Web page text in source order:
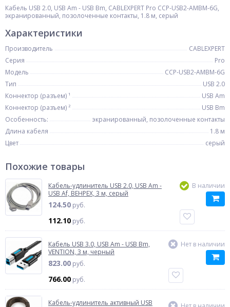
Кабель USB 2.0, USB Am - USB Bm, CABLEXPERT Pro CCP-USB2-AMBM-6G,
экранированный, позолоченные контакты, 1.8 м, серый
Характеристики
Производитель
CABLEXPERT
Серия
Pro
Модель
CCP-USB2-AMBM-6G
Тип
USB 2.0
Коннектор (разъем) ¹
USB Am
Коннектор (разъем) ²
USB Bm
Особенность:
экранированный, позолоченные контакты
Длина кабеля
1.8 м
Цвет
серый
Похожие товары
Кабель-удлинитель USB 2.0, USB Am -
USB Af, BEHPEX, 3 м, серый
124.50 руб.
112.10 руб.
В наличии
Кабель USB 3.0, USB Am - USB Bm,
VENTION, 3 м, черный
823.00 руб.
766.00 руб.
Нет в наличии
Кабель-удлинитель активный USB